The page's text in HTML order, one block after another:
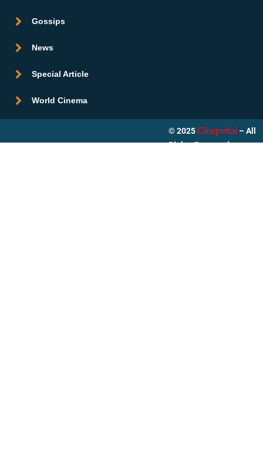
Gossips
News
Special Article
World Cinema
© 2025 Cinepettai – All
Rights Reserved